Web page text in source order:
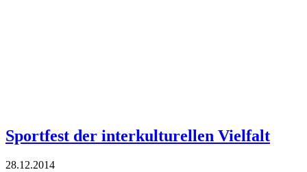
Sportfest der interkulturellen Vielfalt
28.12.2014